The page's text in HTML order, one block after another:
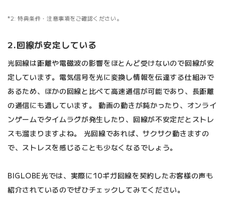
2: 特典条件・注意事項をご確認ください。
2.回線が安定している
光回線は距離や電磁波の影響をほとんど受けないので回線が安
定しています。電気信号を光に変換し情報を伝達する仕組みで
あるため、ほかの回線と比べて高速通信が可能であり、長距離
の通信にも適しています。 動画の動きが鈍かったり、オンライ
ンゲームでタイムラグが発生したり、回線が不安定だとストレ
スも溜まりますよね。 光回線であれば、サクサク動きますの
で、ストレスを感じることも少なくなるでしょう。
BIGLOBE光では、実際に10ギガ回線を契約したお客様の声も
紹介されているのでぜひチェックしてみてください。